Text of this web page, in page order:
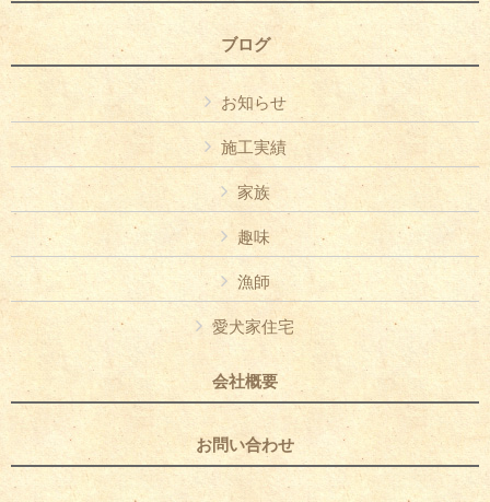
ブログ
お知らせ
施工実績
家族
趣味
漁師
愛犬家住宅
会社概要
お問い合わせ